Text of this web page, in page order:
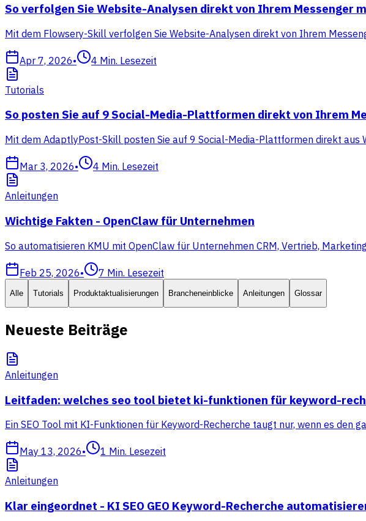
So verfolgen Sie Website-Analysen direkt von Ihrem Messenger
Mit dem Flowsery-Skill verfolgen Sie Website-Analysen direkt von Ihrem
Apr 7, 2026• 4 Min. Lesezeit
Tutorials
So posten Sie auf 9 Social-Media-Plattformen direkt von Ihrem
Mit dem AdaptlyPost-Skill posten Sie auf 9 Social-Media-Plattformen direkt aus
Mar 3, 2026• 4 Min. Lesezeit
Anleitungen
Wichtige Fakten - OpenClaw für Unternehmen
So automatisieren KMU mit OpenClaw für Unternehmen CRM, Vertrieb,
Feb 25, 2026• 7 Min. Lesezeit
Alle Tutorials Produktaktualisierungen Brancheneinblicke Anleitungen Glossar
Neueste Beiträge
Anleitungen
Leitfaden: welches seo tool bietet ki-funktionen für keyword-
Ein SEO Tool mit KI-Funktionen für Keyword-Recherche taugt nur, wenn es den
May 13, 2026• 1 Min. Lesezeit
Anleitungen
Klar eingeordnet - KI SEO GEO Keyword-Recherche